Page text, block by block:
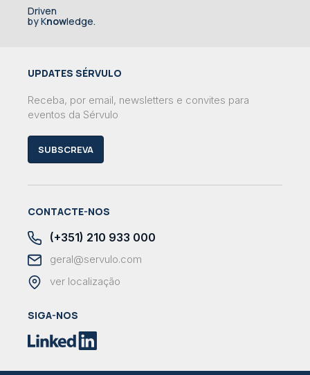
Driven
by Knowledge.
UPDATES SÉRVULO
Receba, por email, newsletters e convites para
eventos da Sérvulo
SUBSCREVA
CONTACTE-NOS
(+351) 210 933 000
geral@servulo.com
ver localização
SIGA-NOS